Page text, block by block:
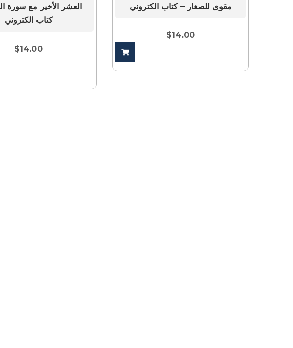
العشر الأخير مع سورة
كتاب الكتروني
$14.00
مقوى للصغار – كتاب الكتروني
$14.00